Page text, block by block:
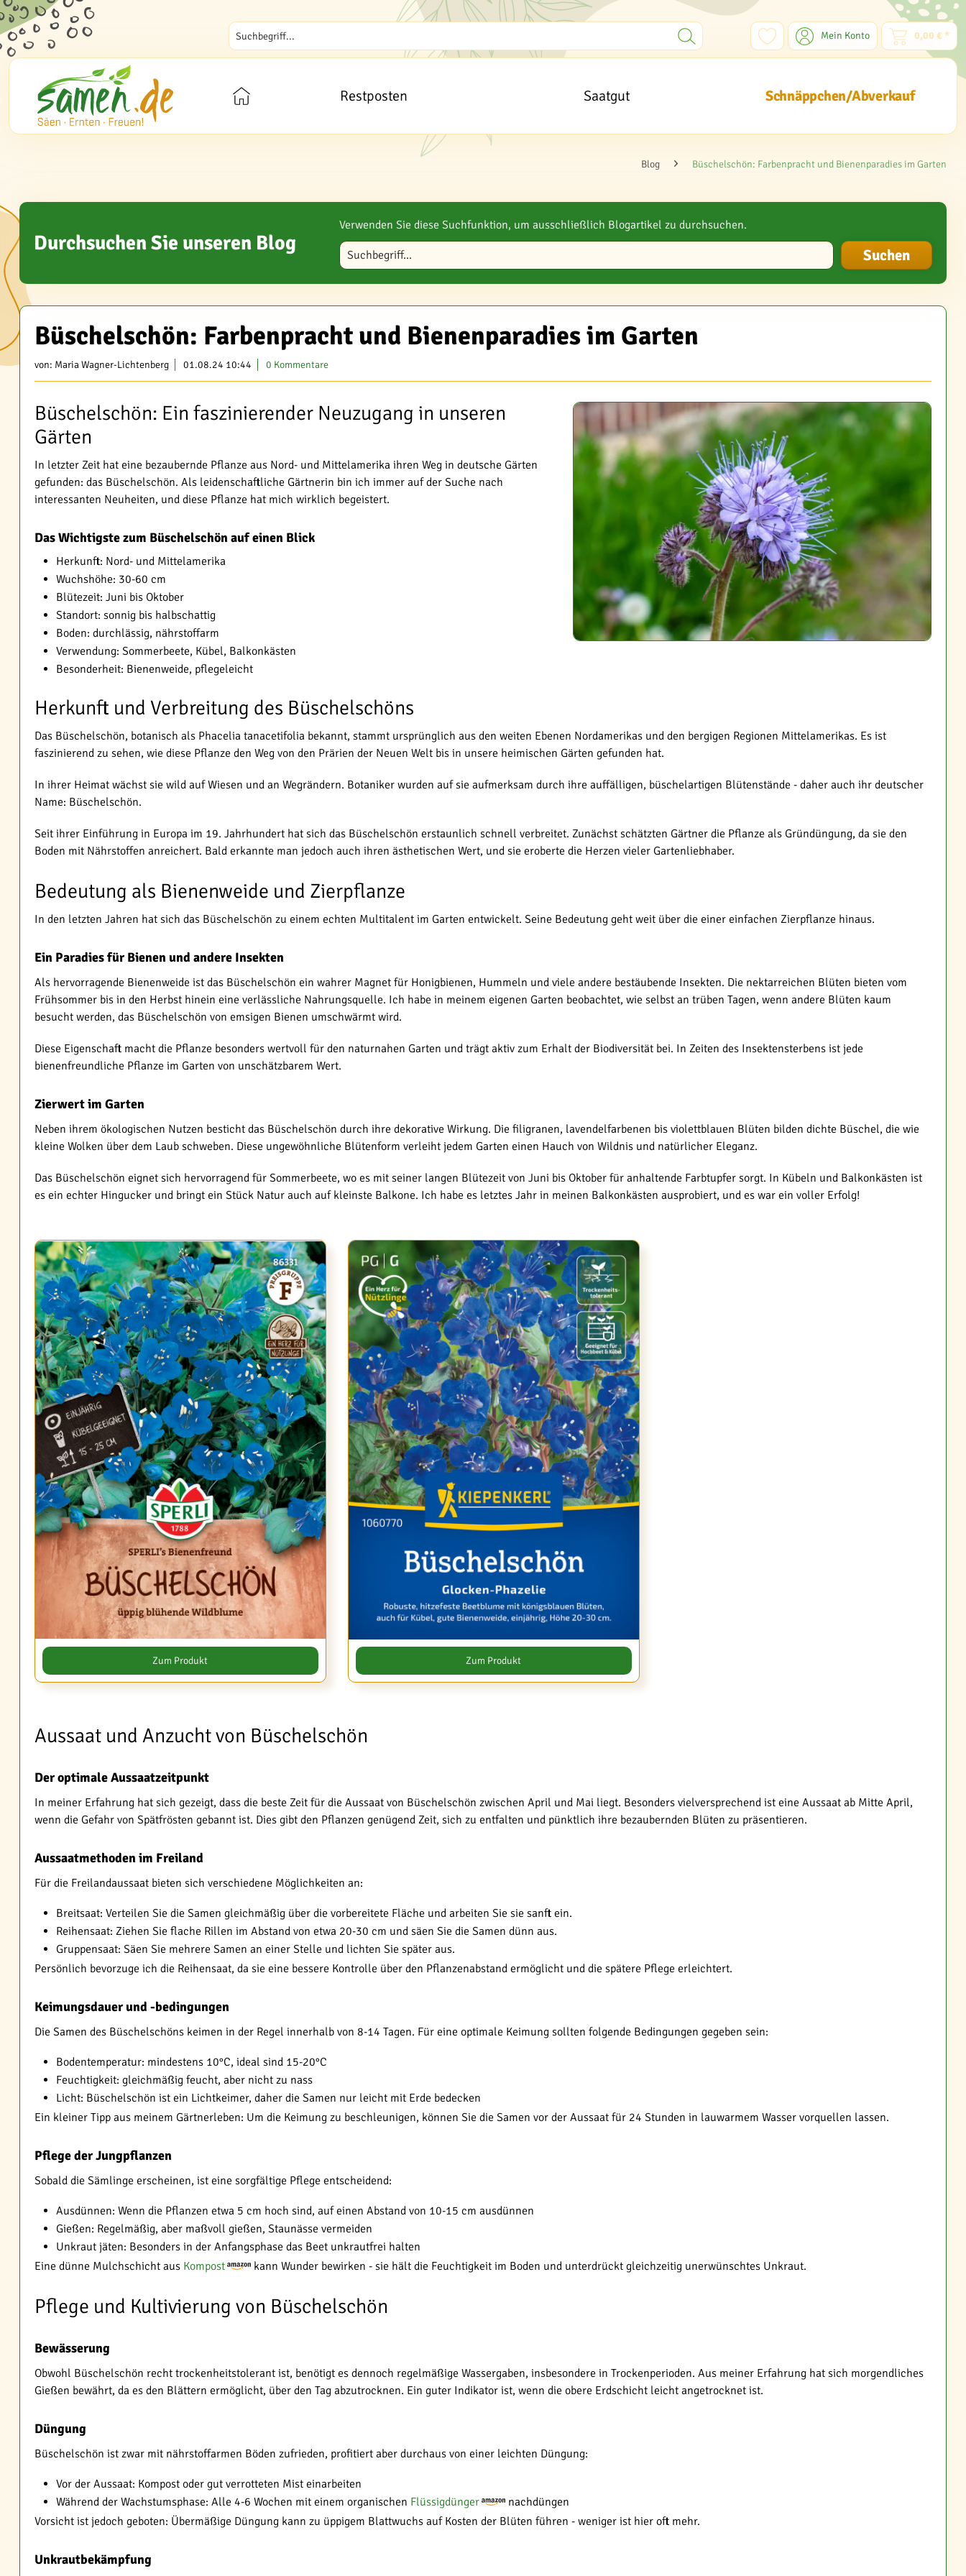
Mein Konto 0,00 € *
Restposten Saatgut Schnäppchen/Abverkauf
Blog Büschelschön: Farbenpracht und Bienenparadies im Garten
Durchsuchen Sie unseren Blog
Verwenden Sie diese Suchfunktion, um ausschließlich Blogartikel zu durchsuchen.
Blog durchsuchen
Büschelschön: Farbenpracht und Bienenparadies im Garten
von: Maria Wagner-Lichtenberg 01.08.24 10:44 0 Kommentare
Büschelschön: Ein faszinierender Neuzugang in unseren
Gärten
In letzter Zeit hat eine bezaubernde Pflanze aus Nord- und Mittelamerika ihren Weg in deutsche Gärten
gefunden: das Büschelschön. Als leidenschaftliche Gärtnerin bin ich immer auf der Suche nach
interessanten Neuheiten, und diese Pflanze hat mich wirklich begeistert.
Das Wichtigste zum Büschelschön auf einen Blick
Herkunft: Nord- und Mittelamerika
Wuchshöhe: 30-60 cm
Blütezeit: Juni bis Oktober
Standort: sonnig bis halbschattig
Boden: durchlässig, nährstoffarm
Verwendung: Sommerbeete, Kübel, Balkonkästen
Besonderheit: Bienenweide, pflegeleicht
Herkunft und Verbreitung des Büschelschöns
Das Büschelschön, botanisch als Phacelia tanacetifolia bekannt, stammt ursprünglich aus den weiten Ebenen Nordamerikas und den bergigen Regionen Mittelamerikas. Es ist
faszinierend zu sehen, wie diese Pflanze den Weg von den Prärien der Neuen Welt bis in unsere heimischen Gärten gefunden hat.
In ihrer Heimat wächst sie wild auf Wiesen und an Wegrändern. Botaniker wurden auf sie aufmerksam durch ihre auffälligen, büschelartigen Blütenstände - daher auch ihr deutscher
Name: Büschelschön.
Seit ihrer Einführung in Europa im 19. Jahrhundert hat sich das Büschelschön erstaunlich schnell verbreitet. Zunächst schätzten Gärtner die Pflanze als Gründüngung, da sie den
Boden mit Nährstoffen anreichert. Bald erkannte man jedoch auch ihren ästhetischen Wert, und sie eroberte die Herzen vieler Gartenliebhaber.
Bedeutung als Bienenweide und Zierpflanze
In den letzten Jahren hat sich das Büschelschön zu einem echten Multitalent im Garten entwickelt. Seine Bedeutung geht weit über die einer einfachen Zierpflanze hinaus.
Ein Paradies für Bienen und andere Insekten
Als hervorragende Bienenweide ist das Büschelschön ein wahrer Magnet für Honigbienen, Hummeln und viele andere bestäubende Insekten. Die nektarreichen Blüten bieten vom
Frühsommer bis in den Herbst hinein eine verlässliche Nahrungsquelle. Ich habe in meinem eigenen Garten beobachtet, wie selbst an trüben Tagen, wenn andere Blüten kaum
besucht werden, das Büschelschön von emsigen Bienen umschwärmt wird.
Diese Eigenschaft macht die Pflanze besonders wertvoll für den naturnahen Garten und trägt aktiv zum Erhalt der Biodiversität bei. In Zeiten des Insektensterbens ist jede
bienenfreundliche Pflanze im Garten von unschätzbarem Wert.
Zierwert im Garten
Neben ihrem ökologischen Nutzen besticht das Büschelschön durch ihre dekorative Wirkung. Die filigranen, lavendelfarbenen bis violettblauen Blüten bilden dichte Büschel, die wie
kleine Wolken über dem Laub schweben. Diese ungewöhnliche Blütenform verleiht jedem Garten einen Hauch von Wildnis und natürlicher Eleganz.
Das Büschelschön eignet sich hervorragend für Sommerbeete, wo es mit seiner langen Blütezeit von Juni bis Oktober für anhaltende Farbtupfer sorgt. In Kübeln und Balkonkästen ist
es ein echter Hingucker und bringt ein Stück Natur auch auf kleinste Balkone. Ich habe es letztes Jahr in meinen Balkonkästen ausprobiert, und es war ein voller Erfolg!
Zum Produkt Zum Produkt
Aussaat und Anzucht von Büschelschön
Der optimale Aussaatzeitpunkt
In meiner Erfahrung hat sich gezeigt, dass die beste Zeit für die Aussaat von Büschelschön zwischen April und Mai liegt. Besonders vielversprechend ist eine Aussaat ab Mitte April,
wenn die Gefahr von Spätfrösten gebannt ist. Dies gibt den Pflanzen genügend Zeit, sich zu entfalten und pünktlich ihre bezaubernden Blüten zu präsentieren.
Aussaatmethoden im Freiland
Für die Freilandaussaat bieten sich verschiedene Möglichkeiten an:
Breitsaat: Verteilen Sie die Samen gleichmäßig über die vorbereitete Fläche und arbeiten Sie sie sanft ein.
Reihensaat: Ziehen Sie flache Rillen im Abstand von etwa 20-30 cm und säen Sie die Samen dünn aus.
Gruppensaat: Säen Sie mehrere Samen an einer Stelle und lichten Sie später aus.
Persönlich bevorzuge ich die Reihensaat, da sie eine bessere Kontrolle über den Pflanzenabstand ermöglicht und die spätere Pflege erleichtert.
Keimungsdauer und -bedingungen
Die Samen des Büschelschöns keimen in der Regel innerhalb von 8-14 Tagen. Für eine optimale Keimung sollten folgende Bedingungen gegeben sein:
Bodentemperatur: mindestens 10°C, ideal sind 15-20°C
Feuchtigkeit: gleichmäßig feucht, aber nicht zu nass
Licht: Büschelschön ist ein Lichtkeimer, daher die Samen nur leicht mit Erde bedecken
Ein kleiner Tipp aus meinem Gärtnerleben: Um die Keimung zu beschleunigen, können Sie die Samen vor der Aussaat für 24 Stunden in lauwarmem Wasser vorquellen lassen.
Pflege der Jungpflanzen
Sobald die Sämlinge erscheinen, ist eine sorgfältige Pflege entscheidend:
Ausdünnen: Wenn die Pflanzen etwa 5 cm hoch sind, auf einen Abstand von 10-15 cm ausdünnen
Gießen: Regelmäßig, aber maßvoll gießen, Staunässe vermeiden
Unkraut jäten: Besonders in der Anfangsphase das Beet unkrautfrei halten
Eine dünne Mulchschicht aus Kompost kann Wunder bewirken - sie hält die Feuchtigkeit im Boden und unterdrückt gleichzeitig unerwünschtes Unkraut.
Pflege und Kultivierung von Büschelschön
Bewässerung
Obwohl Büschelschön recht trockenheitstolerant ist, benötigt es dennoch regelmäßige Wassergaben, insbesondere in Trockenperioden. Aus meiner Erfahrung hat sich morgendliches
Gießen bewährt, da es den Blättern ermöglicht, über den Tag abzutrocknen. Ein guter Indikator ist, wenn die obere Erdschicht leicht angetrocknet ist.
Düngung
Büschelschön ist zwar mit nährstoffarmen Böden zufrieden, profitiert aber durchaus von einer leichten Düngung:
Vor der Aussaat: Kompost oder gut verrotteten Mist einarbeiten
Während der Wachstumsphase: Alle 4-6 Wochen mit einem organischen Flüssigdünger
nachdüngen
Vorsicht ist jedoch geboten: Übermäßige Düngung kann zu üppigem Blattwuchs auf Kosten der Blüten führen - weniger ist hier oft mehr.
Unkrautbekämpfung